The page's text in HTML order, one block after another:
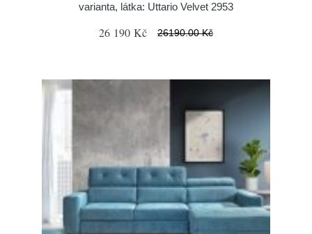
varianta, látka: Uttario Velvet 2953
26 190 Kč 26190.00 Kč